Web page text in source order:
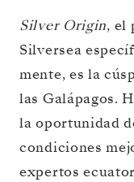
Silver Origin, el
Silversea
mente, es la
las Galápagos.
la oportunidad
condiciones
expertos